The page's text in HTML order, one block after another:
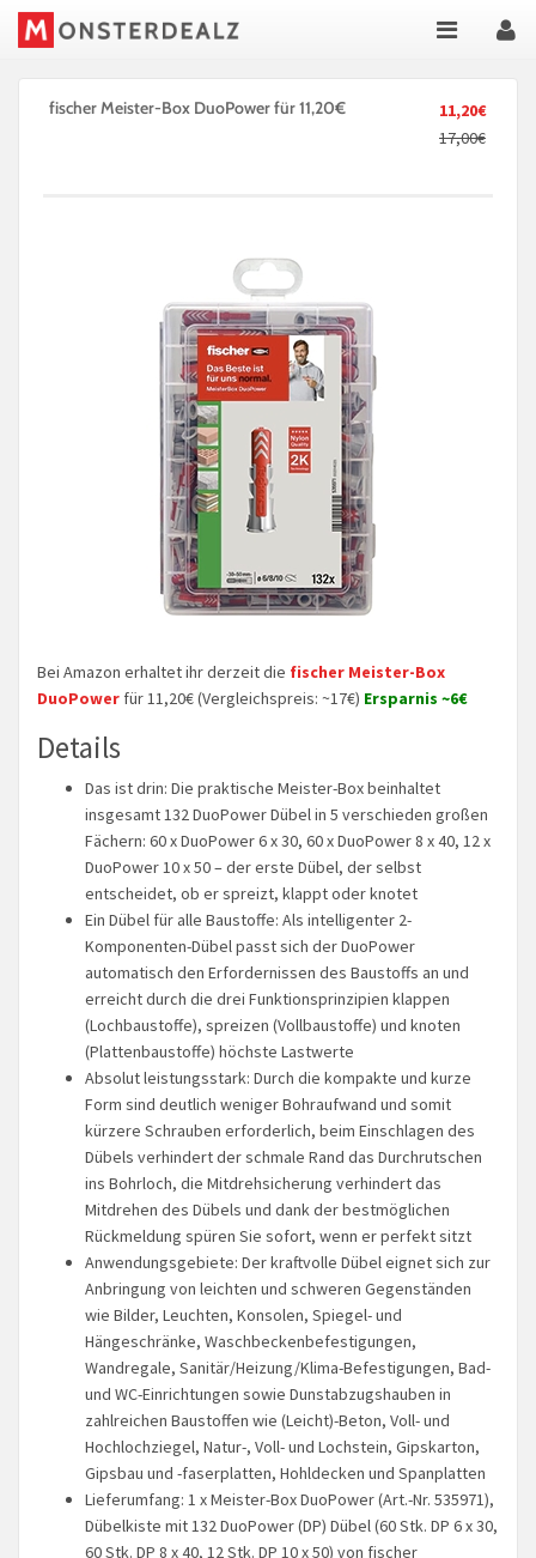
11,20€
17,00€
fischer Meister-Box DuoPower für 11,20€
Bei Amazon erhaltet ihr derzeit die fischer Meister-Box
DuoPower für 11,20€ (Vergleichspreis: ~17€) Ersparnis ~6€
Details
Das ist drin: Die praktische Meister-Box beinhaltet
insgesamt 132 DuoPower Dübel in 5 verschieden großen
Fächern: 60 x DuoPower 6 x 30, 60 x DuoPower 8 x 40, 12 x
DuoPower 10 x 50 – der erste Dübel, der selbst
entscheidet, ob er spreizt, klappt oder knotet
Ein Dübel für alle Baustoffe: Als intelligenter 2-
Komponenten-Dübel passt sich der DuoPower
automatisch den Erfordernissen des Baustoffs an und
erreicht durch die drei Funktionsprinzipien klappen
(Lochbaustoffe), spreizen (Vollbaustoffe) und knoten
(Plattenbaustoffe) höchste Lastwerte
Absolut leistungsstark: Durch die kompakte und kurze
Form sind deutlich weniger Bohraufwand und somit
kürzere Schrauben erforderlich, beim Einschlagen des
Dübels verhindert der schmale Rand das Durchrutschen
ins Bohrloch, die Mitdrehsicherung verhindert das
Mitdrehen des Dübels und dank der bestmöglichen
Rückmeldung spüren Sie sofort, wenn er perfekt sitzt
Anwendungsgebiete: Der kraftvolle Dübel eignet sich zur
Anbringung von leichten und schweren Gegenständen
wie Bilder, Leuchten, Konsolen, Spiegel- und
Hängeschränke, Waschbeckenbefestigungen,
Wandregale, Sanitär/Heizung/Klima-Befestigungen, Bad-
und WC-Einrichtungen sowie Dunstabzugshauben in
zahlreichen Baustoffen wie (Leicht)-Beton, Voll- und
Hochlochziegel, Natur-, Voll- und Lochstein, Gipskarton,
Gipsbau und -faserplatten, Hohldecken und Spanplatten
Lieferumfang: 1 x Meister-Box DuoPower (Art.-Nr. 535971),
Dübelkiste mit 132 DuoPower (DP) Dübel (60 Stk. DP 6 x 30,
60 Stk. DP 8 x 40, 12 Stk. DP 10 x 50) von fischer